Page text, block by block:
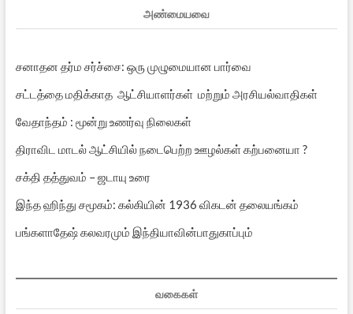
அண்மையவை
சனாதன தர்ம சர்ச்சை: ஒரு முழுமையான பார்வை
சட்டத்தை மதிக்காத ஆட்சியாளர்கள் மற்றும் அரசியல்வாதிகள்
வேதாந்தம் : மூன்று உணர்வு நிலைகள்
திராவிட மாடல் ஆட்சியில் நடைபெற்ற ஊழல்கள் கற்பனையா ?
சக்தி தத்துவம் – ஜடாயு உரை
இந்த ஹிந்து சமூகம்: கல்கியின் 1936 விகடன் தலையங்கம்
பங்களாதேஷ் கலவரமும் இந்தியாவின்பாதுகாப்பும்
வகைகள்